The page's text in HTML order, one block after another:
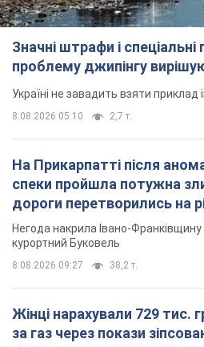
Значні штрафи і спеціальні
проблему джипінгу
Україні не завадить взяти приклад
8.08.2026 05:10 2,7 т.
На Прикарпатті після
спеки пройшла потужна
дороги перетворились на
Відео
Негода накрила Івано-Франківщину
курортний Буковель
8.08.2026 09:27 38,2 т.
Жінці нарахували 729 тис.
за газ через покази